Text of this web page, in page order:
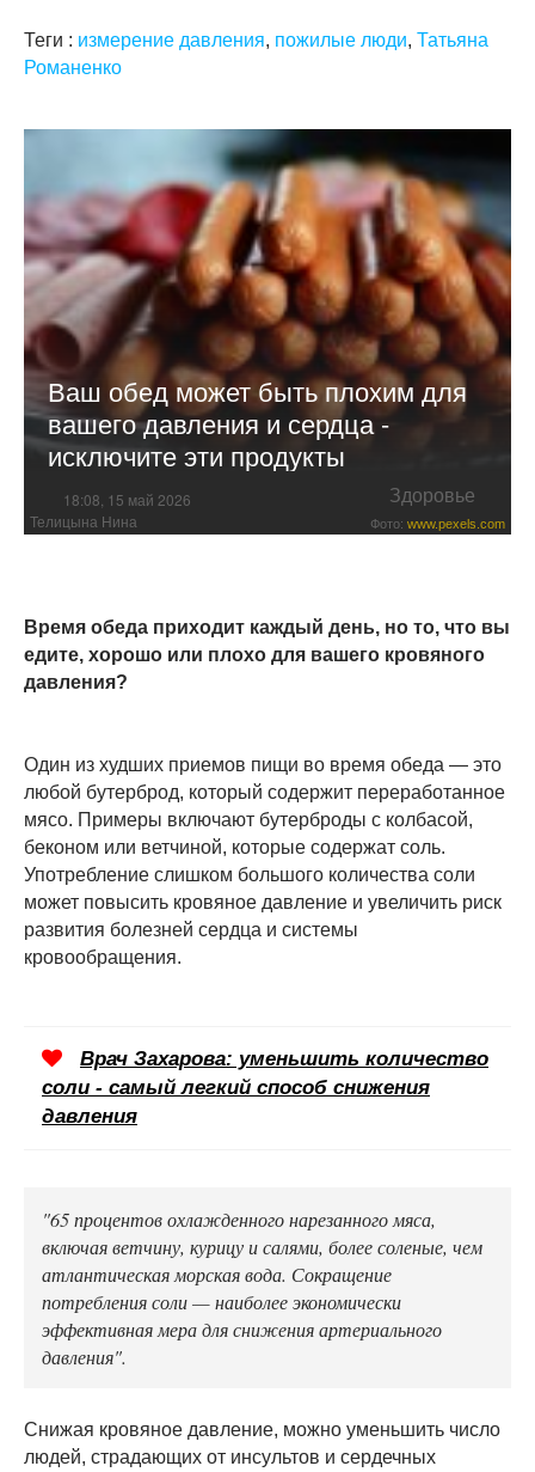
Теги : измерение давления, пожилые люди, Татьяна
Романенко
Ваш обед может быть плохим для
вашего давления и сердца -
исключите эти продукты
18:08, 15 май 2026 Здоровье
Телицына Нина Фото: www.pexels.com
Время обеда приходит каждый день, но то, что вы
едите, хорошо или плохо для вашего кровяного
давления?
Один из худших приемов пищи во время обеда — это
любой бутерброд, который содержит переработанное
мясо. Примеры включают бутерброды с колбасой,
беконом или ветчиной, которые содержат соль.
Употребление слишком большого количества соли
может повысить кровяное давление и увеличить риск
развития болезней сердца и системы
кровообращения.
Врач Захарова: уменьшить количество
соли - самый легкий способ снижения
давления
"65 процентов охлажденного нарезанного мяса,
включая ветчину, курицу и салями, более соленые, чем
атлантическая морская вода. Сокращение
потребления соли — наиболее экономически
эффективная мера для снижения артериального
давления".
Снижая кровяное давление, можно уменьшить число
людей, страдающих от инсультов и сердечных